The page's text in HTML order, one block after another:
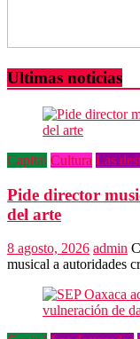
Ultimas noticias
Capital Cultura Las
Pide director
del arte
8 agosto, 2026 admin
musical a autoridades